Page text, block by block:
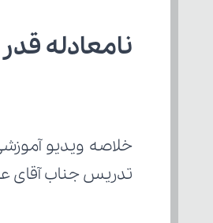
نامعادله قدر مطلقی 1 از
خلاصه ویدیو
تدریس جناب آقای